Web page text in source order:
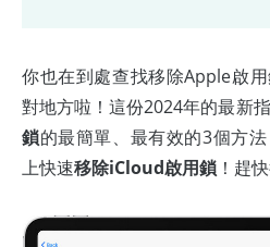
你也在到處查找移除Apple啟
對地方啦！這份2024年的最新
鎖的最簡單、最有效的3個方
上快速移除iCloud啟用鎖 ！趕